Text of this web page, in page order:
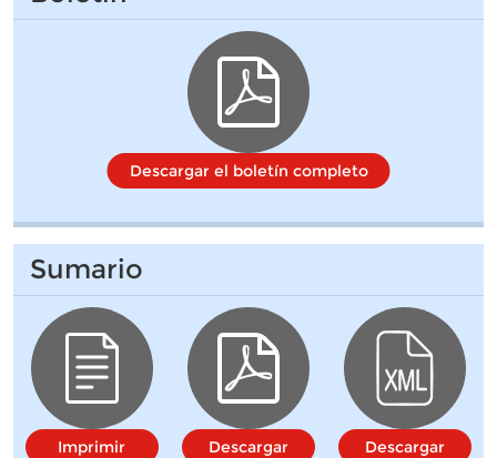
Descargar el boletín completo
Sumario
Imprimir Descargar Descargar